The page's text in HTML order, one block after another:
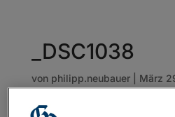
_DSC1038
von philipp.neubauer| März